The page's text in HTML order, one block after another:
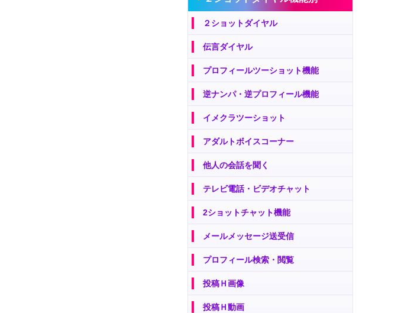
２ショットダイヤル
伝言ダイヤル
プロフィールツーショット機能
逆ナンパ・逆プロフィール機能
イメクラツーショット
アダルトボイスコーナー
他人の会話を聞く
テレビ電話・ビデオチャット
2ショットチャット機能
メールメッセージ送受信
プロフィール検索・閲覧
投稿Ｈ画像
投稿Ｈ動画